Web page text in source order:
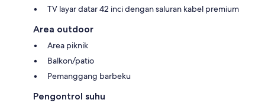
TV layar datar 42 inci dengan saluran kabel premium
Area outdoor
Area piknik
Balkon/patio
Pemanggang barbeku
Pengontrol suhu